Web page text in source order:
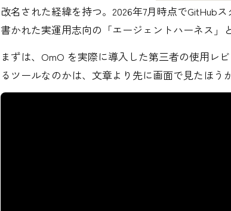
改名された経緯を持つ。2026年7月時点でGitHub
書かれた実運用志向の「エージェントハーネス」
まずは、OmO を実際に導入した第三者の使用レ
るツールなのかは、文章より先に画面で見たほう